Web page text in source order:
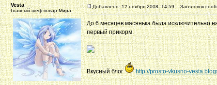
Vesta
Главный шеф-повар Мира
Добавлено: 12 ноября 2008, 14:59 Заголовок
До 6 месяцев масянька была исключительно
первый прикорм.
_________________
Вкусный блог http://prosto-vkusno-